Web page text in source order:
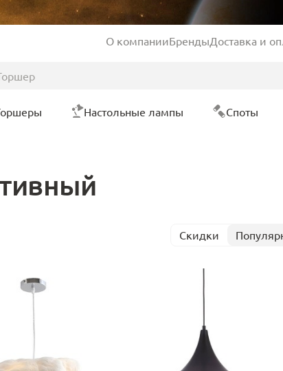
О компанииБрендыДоставка и
Настольные лампы Споты
Скидки